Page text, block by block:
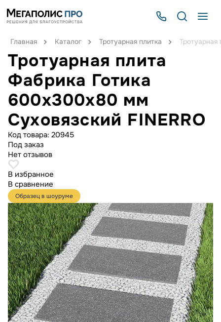
Главная Каталог Тротуарная плитка
Тротуарная плита
Фабрика Готика
600x300x80 мм
Суховязский FINERRO
Код товара: 20945
Под заказ
Нет отзывов
В избранное
В сравнение
Образец в шоуруме